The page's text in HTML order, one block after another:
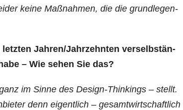
kei­ne Maß­nah­men, die die grund­le­gen­
Jahren/​Jahrzehnten ver­selb­stän­
– Wie sehen Sie das?
im Sin­ne des Design-Thin­kings – stellt.
denn eigent­lich – gesamt­wirt­schaft­lich